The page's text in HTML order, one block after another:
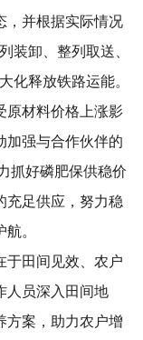
，并根据实际情况
装卸、整列取送、
化释放铁路运能。
原材料价格上涨影
加强与合作伙伴的
抓好磷肥保供稳价
充足供应，努力稳
。
于田间见效、农户
人员深入田间地
方案，助力农户增